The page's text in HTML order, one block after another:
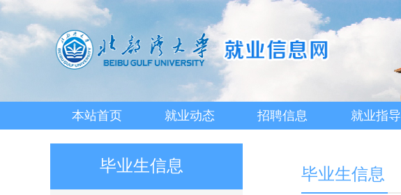
本站首页 就业动态 招聘信息 就业指导
毕业生信息 毕业生信息